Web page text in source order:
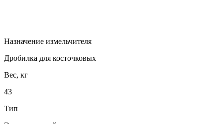
Назначение измельчителя
Дробилка для косточковых
Вес, кг
43
Тип